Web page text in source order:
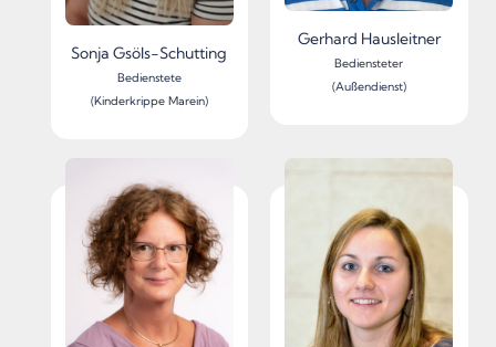
Sonja Gsöls-Schutting
Bedienstete
(Kinderkrippe Marein)
Gerhard Hausleitner
Bediensteter
(Außendienst)